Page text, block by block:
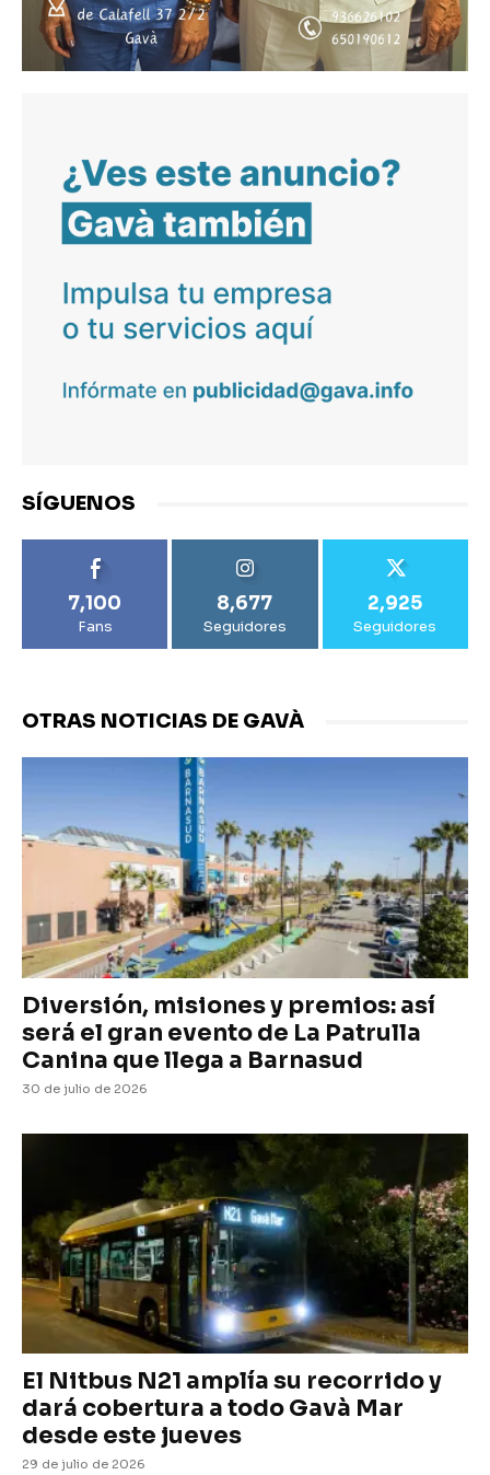
SÍGUENOS
7,100
Fans
8,677
Seguidores
2,925
Seguidores
OTRAS NOTICIAS DE GAVÀ
Diversión, misiones y premios: así
será el gran evento de La Patrulla
Canina que llega a Barnasud
30 de julio de 2026
El Nitbus N21 amplía su recorrido y
dará cobertura a todo Gavà Mar
desde este jueves
29 de julio de 2026